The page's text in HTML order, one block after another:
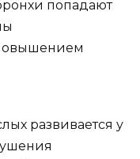
попадают
развивается у